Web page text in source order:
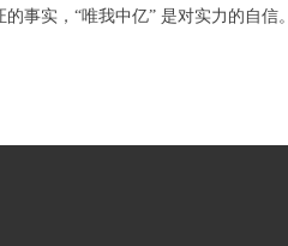
事实，“唯我中亿” 是对实力的自信。